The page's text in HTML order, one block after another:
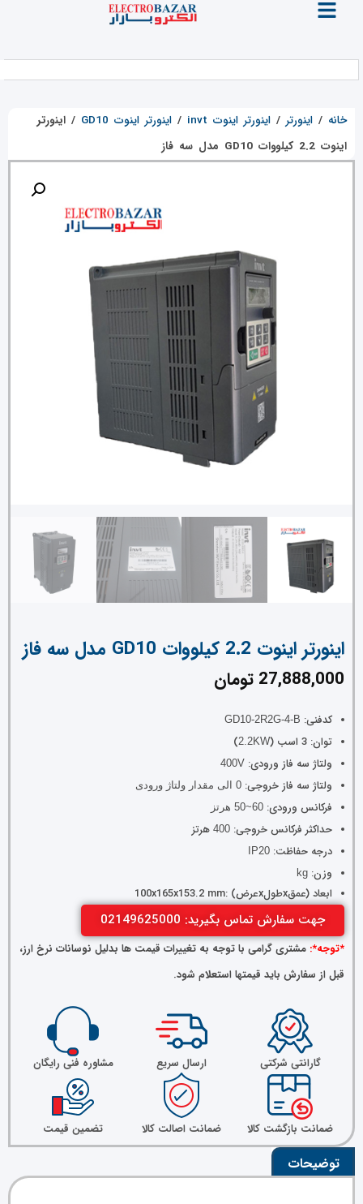
خانه / اینورتر / اینورتر اینوت invt / اینورتر اینوت GD10 / اینورتر
اینوت 2.2 کیلووات GD10 مدل سه فاز
اینورتر اینوت 2.2 کیلووات GD10 مدل سه فاز
27,888,000 تومان
کدفنی:
توان: 3 اسب ( 2.2KW
)
ولتاژ سه فاز ورودی: 400V
ولتاژ سه فاز خروجی:
فرکانس ورودی: 60~50 هرتز
حداکثر فرکانس خروجی: 400 هرتز
درجه حفاظت: IP20
وزن:
ابعاد (عمقxطولxعرض) :100x165x153.2 mm
جهت سفارش تماس بگیرید: 02149625000
*توجه*: مشتری گرامی با توجه به تغییرات قیمت ها بدلیل نوسانات نرخ ارز،
قبل از سفارش باید قیمتها استعلام شود.
گارانتی شرکتی ارسال سریع مشاوره فنی رایگان
ضمانت بازگشت کالا ضمانت اصالت کالا تضمین قیمت
توضیحات